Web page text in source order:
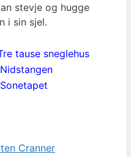
stevje og hugge
i sin sjel.
tause sneglehus
Cranner